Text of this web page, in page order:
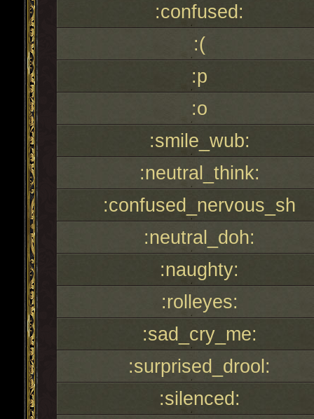
:confused:
:(
:p
:o
:smile_wub:
:neutral_think:
:confused_nervous_sh
:neutral_doh:
:naughty:
:rolleyes:
:sad_cry_me:
:surprised_drool:
:silenced: